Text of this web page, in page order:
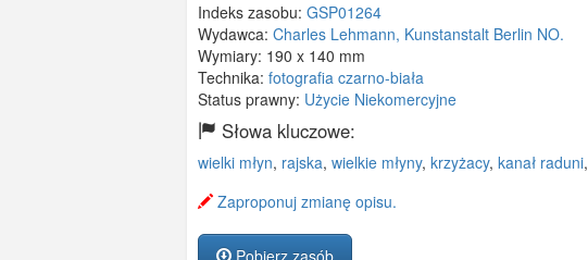
Indeks zasobu: GSP01264
Wydawca: Charles Lehmann, Kunstanstalt Berlin NO.
Wymiary: 190 x 140 mm
Technika: fotografia czarno-biała
Status prawny: Użycie Niekomercyjne
Słowa kluczowe:
wielki młyn, rajska, wielkie młyny, krzyżacy, kanał raduni,
Zaproponuj zmianę opisu.